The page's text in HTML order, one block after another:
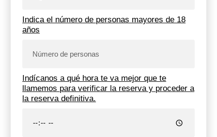
Indica el número de personas mayores de 18
años
Indícanos a qué hora te va mejor que te
llamemos para verificar la reserva y proceder a
la reserva definitiva.